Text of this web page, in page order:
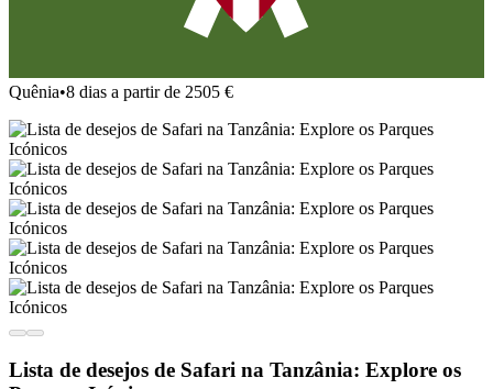
Quênia•8 dias a partir de 2505 €
Lista de desejos de Safari na Tanzânia: Explore os